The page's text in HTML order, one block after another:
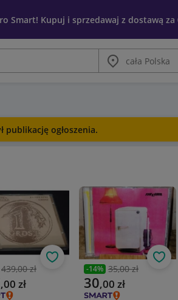
Smart! Kupuj i sprzedawaj z dostawą za
Miasto
publikację ogłoszenia.
cena
439,00 zł
cena
,00 zł
Obserwuj
Poprzednia cena
-14% 35,00 zł
Aktualna cena
30,00 zł